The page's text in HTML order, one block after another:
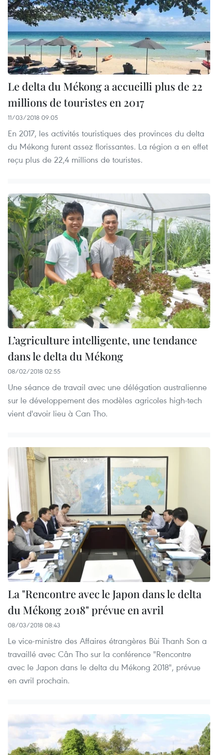
Le delta du Mékong a accueilli plus de 22
millions de touristes en 2017
11/03/2018 09:05
En 2017, les activités touristiques des provinces du delta
du Mékong furent assez florissantes. La région a en effet
reçu plus de 22,4 millions de touristes.
L’agriculture intelligente, une tendance
dans le delta du Mékong
08/02/2018 02:55
Une séance de travail avec une délégation australienne
sur le développement des modèles agricoles high-tech
vient d'avoir lieu à Can Tho.
La ​"Rencontre avec le Japon dans le delta
du Mékong 2018​" prévue en avril
08/03/2018 08:43
Le vice-ministre des Affaires étrangères Bùi Thanh Son a
travaillé avec Cân Tho sur la conférence "Rencontre
avec le Japon dans le delta du Mékong 2018", prévue
en avril prochain.